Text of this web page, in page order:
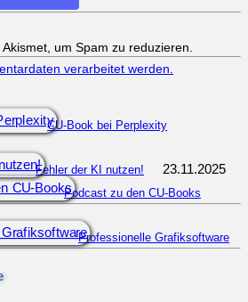
um Spam zu reduzieren.
verarbeitet werden.
CU-Book bei Perplexity
Fehler der KI nutzen! 23.11.2025
Podcast zu den CU-Books
Professionelle Grafiksoftware